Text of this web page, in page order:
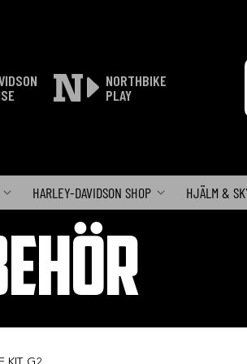
NORTHBIKE
PLAY
HARLEY-DAVIDSON SHOP HJÄLM &